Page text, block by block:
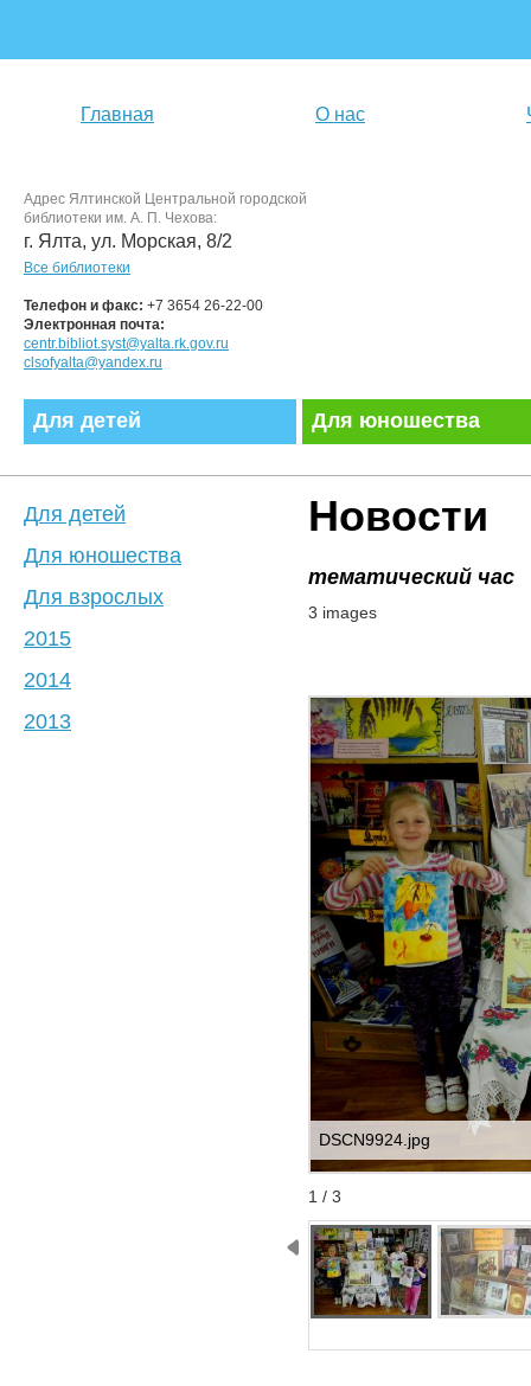
Главная О нас
Адрес Ялтинской Центральной городской
библиотеки им. А. П. Чехова:
г. Ялта, ул. Морская, 8/2
Все библиотеки
Телефон и факс: +7 3654 26-22-00
Электронная почта:
centr.bibliot.syst@yalta.rk.gov.ru
clsofyalta@yandex.ru
Для детей Для юношества
Новости
тематический час
3 images
DSCN9924.jpg
1 / 3
StartStop
Для детей
Для юношества
Для взрослых
2015
2014
2013